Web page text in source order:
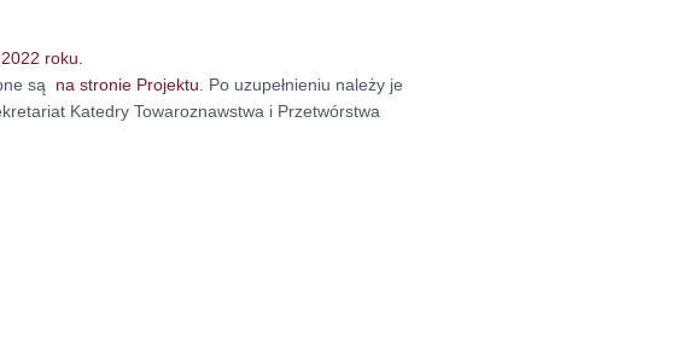
roku.
są na stronie Projektu. Po uzupełnieniu należy je
Katedry Towaroznawstwa i Przetwórstwa